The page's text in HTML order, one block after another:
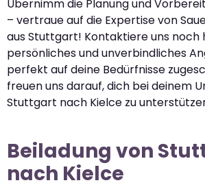
Übernimm die Planung und
– vertraue auf die Expertise von
aus Stuttgart! Kontaktiere uns noch
persönliches und unverbindliches
perfekt auf deine Bedürfnisse
freuen uns darauf, dich bei deinem
Stuttgart nach Kielce zu
Beiladung von
nach Kielce